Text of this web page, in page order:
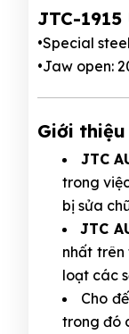
JTC-1915
•Special
•Jaw open:
Giới
JTC
trong
bị sửa
JTC
nhất trên
loạt các
Cho
trong đó